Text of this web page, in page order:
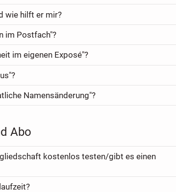
wie hilft er mir?
im Postfach"?
im eigenen Exposé"?
Namensänderung"?
Abo
kostenlos testen/gibt es einen